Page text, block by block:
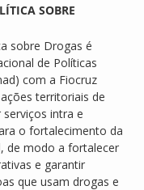
SOBRE
sobre Drogas é
de Políticas
com a Fiocruz
territoriais de
intra e
o fortalecimento da
de modo a fortalecer
e garantir
que usam drogas e